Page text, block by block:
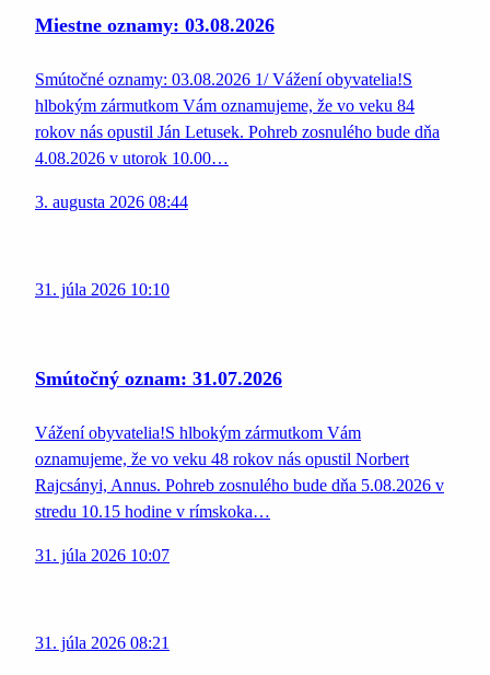
Miestne oznamy: 03.08.2026
Smútočné oznamy: 03.08.2026 1/ Vážení obyvatelia!S
hlbokým zármutkom Vám oznamujeme, že vo veku 84
rokov nás opustil Ján Letusek. Pohreb zosnulého bude dňa
4.08.2026 v utorok 10.00…
3. augusta 2026 08:44
31. júla 2026 10:10
Smútočný oznam: 31.07.2026
Vážení obyvatelia!S hlbokým zármutkom Vám
oznamujeme, že vo veku 48 rokov nás opustil Norbert
Rajcsányi, Annus. Pohreb zosnulého bude dňa 5.08.2026 v
stredu 10.15 hodine v rímskoka…
31. júla 2026 10:07
31. júla 2026 08:21